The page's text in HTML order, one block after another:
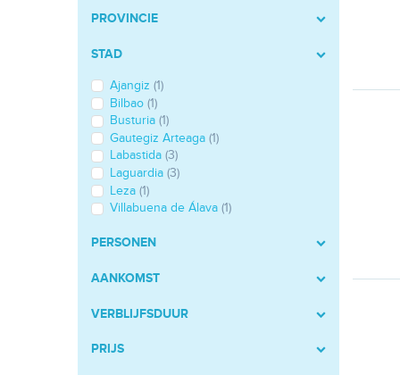
PROVINCIE
STAD
Ajangiz (1)
Bilbao (1)
Busturia (1)
Gautegiz Arteaga (1)
Labastida (3)
Laguardia (3)
Leza (1)
Villabuena de Álava (1)
PERSONEN
AANKOMST
VERBLIJFSDUUR
PRIJS